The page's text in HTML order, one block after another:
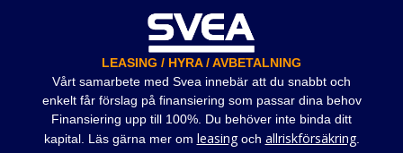
LEASING / HYRA / AVBETALNING
Vårt samarbete med Svea innebär att du snabbt och
enkelt får förslag på finansiering som passar dina behov
Finansiering upp till 100%. Du behöver inte binda ditt
kapital. Läs gärna mer om leasingoch allriskförsäkring.